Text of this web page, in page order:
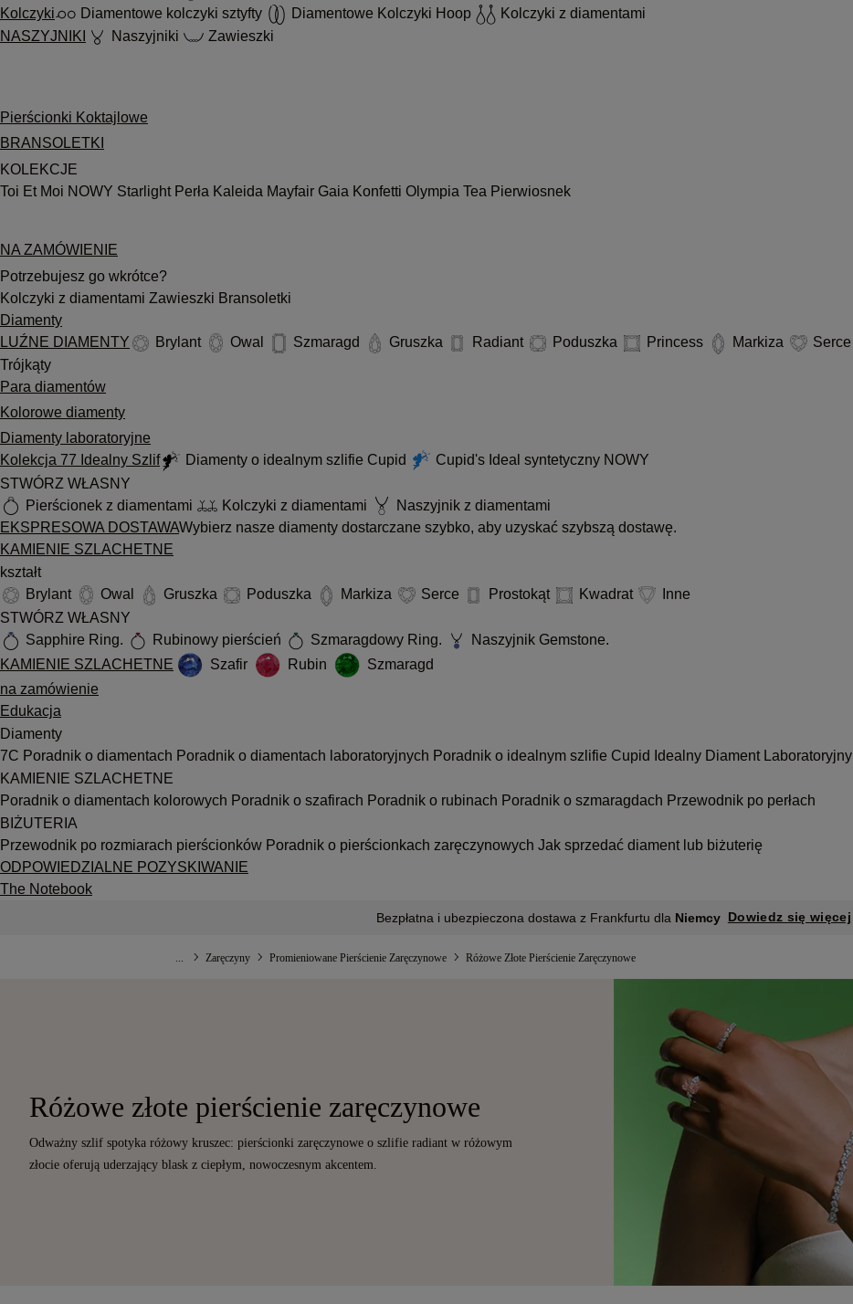
Kolczyki
Diamentowe kolczyki sztyfty Diamentowe Kolczyki Hoop
Kolczyki z diamentami
NASZYJNIKI
Naszyjniki Zawieszki
Pierścionki Koktajlowe
BRANSOLETKI
KOLEKCJE
Toi Et Moi NOWY Starlight Perła Kaleida Mayfair Gaia Konfetti Olympia Tea Pierwiosnek
NA ZAMÓWIENIE
Potrzebujesz go wkrótce?
Kolczyki z diamentami Zawieszki Bransoletki
Diamenty
LUŹNE DIAMENTY
Brylant Owal Szmaragd Gruszka Radiant Poduszka Princess Markiza Serce
Trójkąty
Para diamentów
Kolorowe diamenty
Diamenty laboratoryjne
Kolekcja 77 Idealny Szlif
Diamenty o idealnym szlifie Cupid Cupid's Ideal syntetyczny NOWY
STWÓRZ WŁASNY
Pierścionek z diamentami
Kolczyki z diamentami
Naszyjnik z diamentami
EKSPRESOWA DOSTAWAWybierz nasze diamenty dostarczane szybko, aby uzyskać szybszą dostawę.
KAMIENIE SZLACHETNE
kształt
Brylant
Owal Gruszka Poduszka Markiza Serce Prostokąt Kwadrat
Inne
STWÓRZ WŁASNY
Sapphire Ring.
Rubinowy pierścień Szmaragdowy Ring.
Naszyjnik Gemstone.
KAMIENIE SZLACHETNE
Szafir Rubin
Szmaragd
na zamówienie
Edukacja
Diamenty
7C Poradnik o diamentach Poradnik o diamentach laboratoryjnych Poradnik o idealnym szlifie Cupid Idealny Diament
KAMIENIE SZLACHETNE
Poradnik o diamentach kolorowych Poradnik o szafirach Poradnik o rubinach Poradnik o szmaragdach Przewodnik po perłach
BIŻUTERIA
Przewodnik po rozmiarach pierścionków Poradnik o pierścionkach zaręczynowych Jak sprzedać diament lub biżuterię
ODPOWIEDZIALNE POZYSKIWANIE
The Notebook
Bezpłatna i ubezpieczona dostawa z Frankfurtu dla Niemcy Dowiedz się więcej
Zaręczyny Promieniowane Pierścienie Zaręczynowe Różowe Złote Pierścienie Zaręczynowe
Różowe złote pierścienie zaręczynowe
Odważny szlif spotyka różowy kruszec: pierścionki zaręczynowe o szlifie radiant w różowym
złocie oferują uderzający blask z ciepłym, nowoczesnym akcentem.